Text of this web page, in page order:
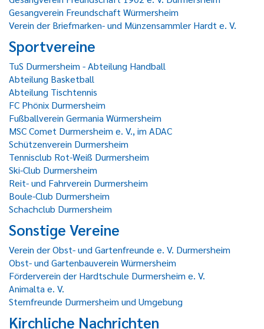
Gesangverein Freundschaft Würmersheim
Verein der Briefmarken- und Münzensammler Hardt e. V.
Sportvereine
TuS Durmersheim - Abteilung Handball
Abteilung Basketball
Abteilung Tischtennis
FC Phönix Durmersheim
Fußballverein Germania Würmersheim
MSC Comet Durmersheim e. V., im ADAC
Schützenverein Durmersheim
Tennisclub Rot-Weiß Durmersheim
Ski-Club Durmersheim
Reit- und Fahrverein Durmersheim
Boule-Club Durmersheim
Schachclub Durmersheim
Sonstige Vereine
Verein der Obst- und Gartenfreunde e. V. Durmersheim
Obst- und Gartenbauverein Würmersheim
Förderverein der Hardtschule Durmersheim e. V.
Animalta e. V.
Sternfreunde Durmersheim und Umgebung
Kirchliche Nachrichten